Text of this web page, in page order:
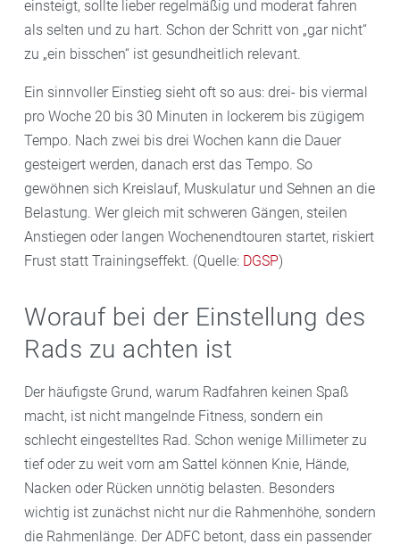
einsteigt, sollte lieber regelmäßig und moderat fahren
als selten und zu hart. Schon der Schritt von „gar nicht“
zu „ein bisschen“ ist gesundheitlich relevant.
Ein sinnvoller Einstieg sieht oft so aus: drei- bis viermal
pro Woche 20 bis 30 Minuten in lockerem bis zügigem
Tempo. Nach zwei bis drei Wochen kann die Dauer
gesteigert werden, danach erst das Tempo. So
gewöhnen sich Kreislauf, Muskulatur und Sehnen an die
Belastung. Wer gleich mit schweren Gängen, steilen
Anstiegen oder langen Wochenendtouren startet, riskiert
Frust statt Trainingseffekt. (Quelle: DGSP)
Worauf bei der Einstellung des
Rads zu achten ist
Der häufigste Grund, warum Radfahren keinen Spaß
macht, ist nicht mangelnde Fitness, sondern ein
schlecht eingestelltes Rad. Schon wenige Millimeter zu
tief oder zu weit vorn am Sattel können Knie, Hände,
Nacken oder Rücken unnötig belasten. Besonders
wichtig ist zunächst nicht nur die Rahmenhöhe, sondern
die Rahmenlänge. Der ADFC betont, dass ein passender